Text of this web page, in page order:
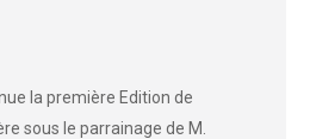
la première Edition de
sous le parrainage de M.